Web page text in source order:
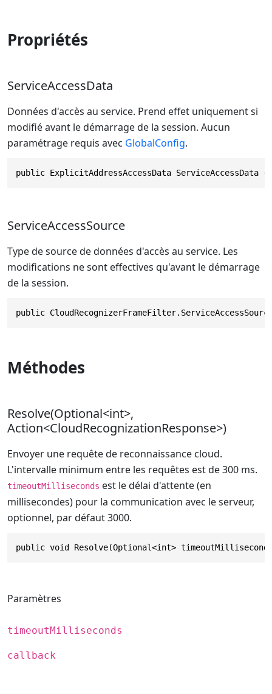
Propriétés
ServiceAccessData
Données d'accès au service. Prend effet uniquement si
modifié avant le démarrage de la session. Aucun
paramétrage requis avec GlobalConfig.
public ExplicitAddressAccessData
ServiceAccessSource
Type de source de données d'accès au service. Les
modifications ne sont effectives qu'avant le démarrage
de la session.
public
Méthodes
Resolve(Optional<int>,
Action<CloudRecognizationResponse>)
Envoyer une requête de reconnaissance cloud.
L'intervalle minimum entre les requêtes est de 300 ms.
timeoutMilliseconds est le délai d'attente (en
millisecondes) pour la communication avec le serveur,
optionnel, par défaut 3000.
public void Resolve(Optional<int>
Paramètres
timeoutMilliseconds
callback